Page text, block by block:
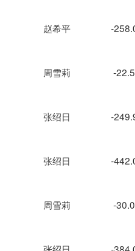
赵希平 -
周雪莉 -
张绍日 -
张绍日 -
周雪莉 -